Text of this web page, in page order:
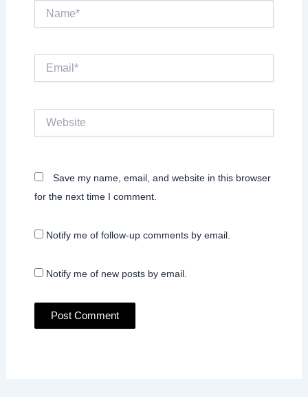
Name*
Save my name, email, and website in this browser
for the next time I comment.
Notify me of follow-up comments by email.
Notify me of new posts by email.